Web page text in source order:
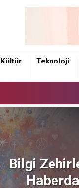
Kültür Teknoloji